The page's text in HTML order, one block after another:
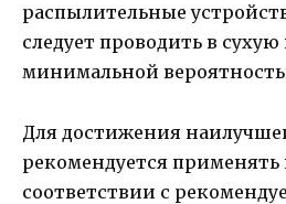
распылительные
следует проводить в сухую
минимальной
Для достижения
рекомендуется применять
соответствии с